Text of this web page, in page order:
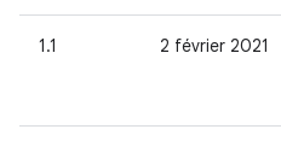
1.1 2 février 2021